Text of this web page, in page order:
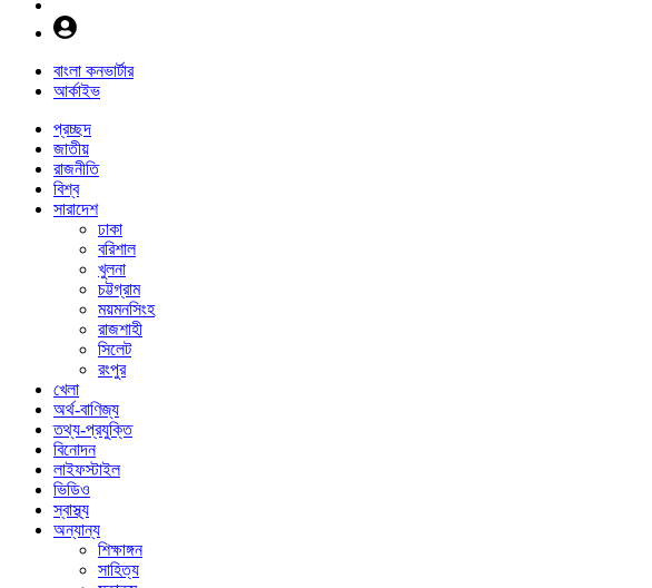
বাংলা কনভার্টার
আর্কাইভ
প্রচ্ছদ
জাতীয়
রাজনীতি
বিশ্ব
সারাদেশ
ঢাকা
বরিশাল
খুলনা
চট্টগ্রাম
ময়মনসিংহ
রাজশাহী
সিলেট
রংপুর
খেলা
অর্থ-বাণিজ্য
তথ্য-প্রযুক্তি
বিনোদন
লাইফস্টাইল
ভিডিও
স্বাস্থ্য
অন্যান্য
শিক্ষাঙ্গন
সাহিত্য